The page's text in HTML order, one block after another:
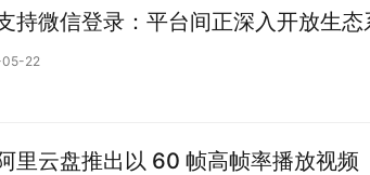
持微信登录：平台间正深入开放生态
22
里云盘推出以 60 帧高帧率播放视频